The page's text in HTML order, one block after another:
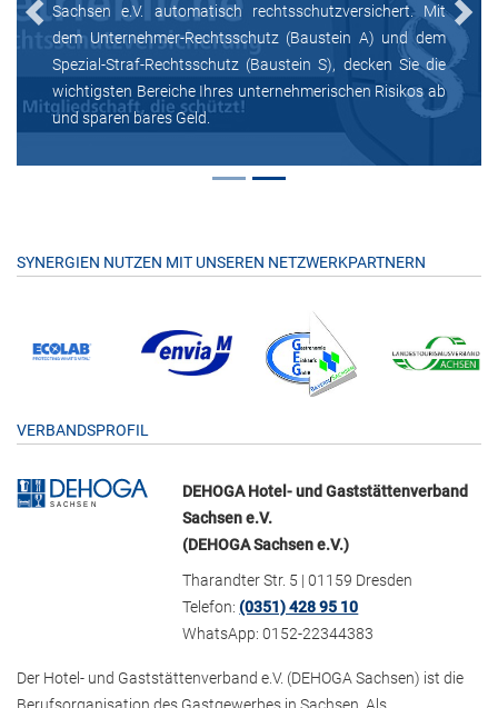
Sachsen e.V. automatisch rechtsschutzversichert. Mit
dem Unternehmer-Rechtsschutz (Baustein A) und dem
Spezial-Straf-Rechtsschutz (Baustein S), decken Sie die
wichtigsten Bereiche Ihres unternehmerischen Risikos ab
und sparen bares Geld.
Previous Next
SYNERGIEN NUTZEN MIT UNSEREN NETZWERKPARTNERN
VERBANDSPROFIL
DEHOGA Hotel- und Gaststättenverband
Sachsen e.V.
(DEHOGA Sachsen e.V.)
Tharandter Str. 5 | 01159 Dresden
Telefon:(0351) 428 95 10
WhatsApp: 0152-22344383
Der Hotel- und Gaststättenverband e.V. (DEHOGA Sachsen) ist die